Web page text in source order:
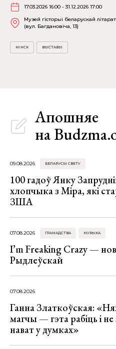
17.03.2026 16:00 - 31.12.2026 17:00
Музей гісторыі беларускай
(вул. Багдановіча, 13)
МІНСК ВЫСТАВЫ
Апошняе
на
09.08.2026 БЕЛАРУСЫ СВЕТУ
100 гадоў Янку
хлопчыка з Міра, які
ЗША
07.08.2026 ГРАМАДСТВА МУЗЫКА
I’m Freaking Crazy —
Рыдлеўскай
07.08.2026
Ганна Златкоўская:
магчы — гэта рабіць і
нават у думках»